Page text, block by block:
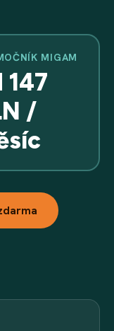
MIGAM
147
/